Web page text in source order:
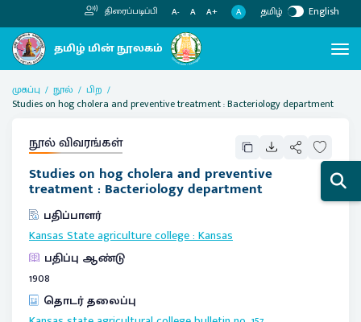
திரைப்படிப்பி A- A A+ A தமிழ் English
முகப்பு நூல்
பிற
Studies on hog cholera and preventive treatment : Bacteriology department
நூல் விவரங்கள்
Studies on hog cholera and preventive
treatment : Bacteriology department
பதிப்பாளர்
Kansas State agriculture college:Kansas
பதிப்பு ஆண்டு
1908
தொடர் தலைப்பு